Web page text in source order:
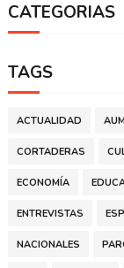
CATEGORIAS
TAGS
ACTUALIDAD
CORTADERAS
ECONOMÍA
ENTREVISTAS
NACIONALES